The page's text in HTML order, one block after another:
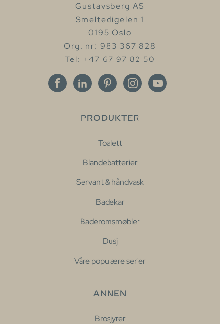
Gustavsberg AS
Smeltedigelen 1
0195 Oslo
Org. nr: 983 367 828
Tel: +47 67 97 82 50
PRODUKTER
Toalett
Blandebatterier
Servant & håndvask
Badekar
Baderomsmøbler
Dusj
Våre populære serier
ANNEN
Brosjyrer